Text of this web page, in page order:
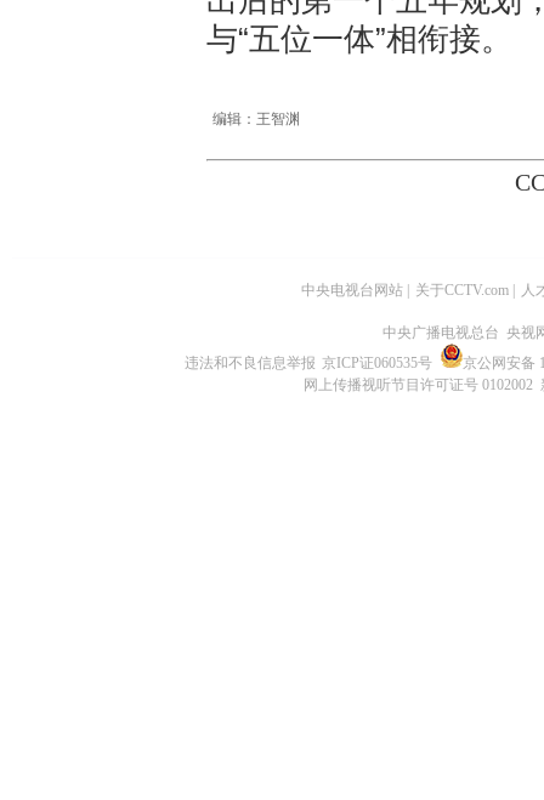
与“五位一体”相衔接。
编辑：王智渊
中央电视台网站 关于CCTV.com 人
中央广播电视总台 央视
违法和不良信息举报 京ICP证060535号
京公网安备
网上传播视听节目许可证号 0102002